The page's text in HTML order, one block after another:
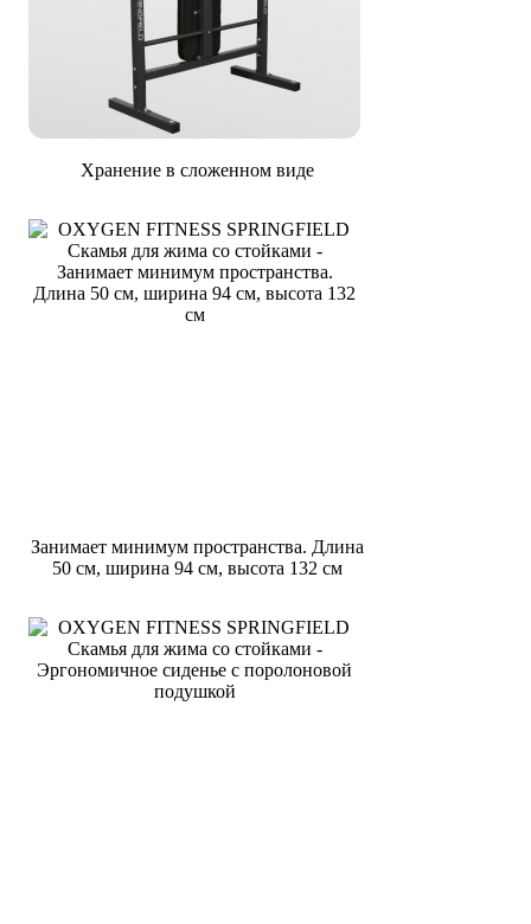
Хранение в сложенном виде
Занимает минимум пространства. Длина
50 см, ширина 94 см, высота 132 см